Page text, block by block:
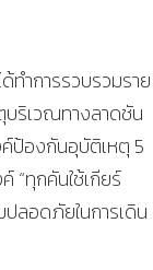
ำการรวบรวมราย
บริเวณทางลาดชัน
ป้องกันอุบัติเหตุ 5
“ทุกคันใช้เกียร์
ลอดภัยในการเดิน